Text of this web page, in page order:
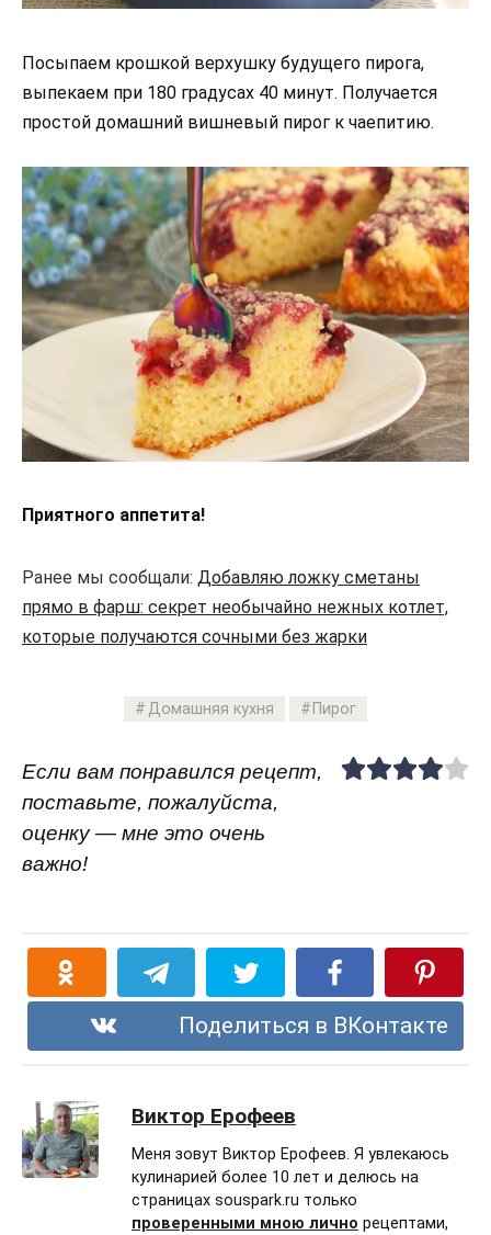
Посыпаем крошкой верхушку будущего пирога,
выпекаем при 180 градусах 40 минут. Получается
простой домашний вишневый пирог к чаепитию.
Приятного аппетита!
Ранее мы сообщали: Добавляю ложку сметаны
прямо в фарш: секрет необычайно нежных котлет,
которые получаются сочными без жарки
Домашняя кухня Пирог
Если вам понравился рецепт,
поставьте, пожалуйста,
оценку — мне это очень
важно!
Поделиться в ВКонтакте
Виктор Ерофеев
Меня зовут Виктор Ерофеев. Я увлекаюсь
кулинарией более 10 лет и делюсь на
страницах souspark.ru только
проверенными мною лично рецептами,